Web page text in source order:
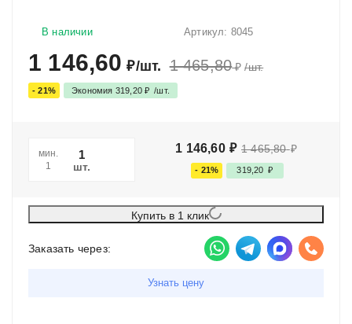
Артикул: 8045
В наличии
1 146,60 ₽/шт. 1 465,80 ₽ /шт.
- 21% Экономия 319,20 ₽ /шт.
мин.
1
шт.
1 146,60 ₽ 1 465,80 ₽
- 21% 319,20 ₽
Купить в 1 клик
Заказать через:
Узнать цену